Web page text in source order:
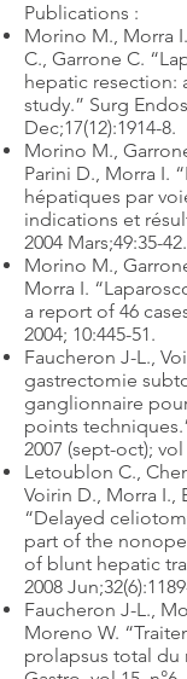
Publications :
Morino M., Morra
C., Garrone C.
hepatic resection:
study.” Surg
Dec;17(12):1914-8.
Morino M.,
Parini D., Morra I.
hépatiques par
indications et
2004 Mars;49:35-42.
Morino M.,
Morra I.
a report of 46
2004; 10:445-51.
Faucheron J-L.,
gastrectomie
ganglionnaire
points
2007 (sept-oct); vol
Letoublon C.,
Voirin D., Morra I.,
“Delayed
part of the
of blunt hepatic
2008
Faucheron J-L.,
Moreno W.
prolapsus total du